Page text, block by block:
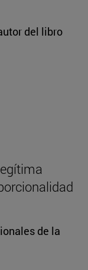
del libro
de la